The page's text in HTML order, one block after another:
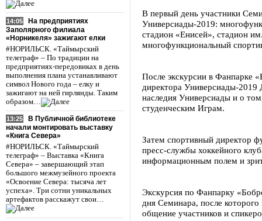
14:05
На предприятиях
Заполярного филиала
«Норникеля» зажигают елки
#НОРИЛЬСК. «Таймырский
телеграф» – По традиции на
предприятиях-передовиках в день
выполнения плана устанавливают
символ Нового года – елку и
зажигают на ней гирлянды. Таким
образом…
13:25
В Публичной библиотеке
начали монтировать выставку
«Книга Севера»
#НОРИЛЬСК. «Таймырский
телеграф» – Выставка «Книга
Севера» – завершающий этап
большого межмузейного проекта
«Освоение Севера: тысяча лет
успеха». Три сотни уникальных
артефактов расскажут свои…
В первый день участники
Универсиады-2019:
стадион «Енисей», стадион
многофункциональный
После экскурсии в Фанпарке
директора Универсиады-2019
наследия Универсиады и о
студенческим Играм.
Затем спортивный директор
пресс-службы хоккейного
информационным полем и
Экскурсия по Фанпарку
дня Семинара, после
общение участников и